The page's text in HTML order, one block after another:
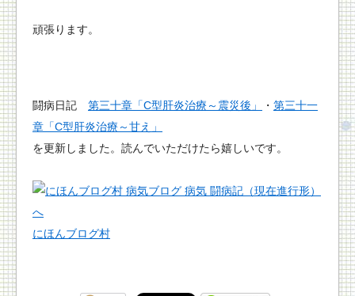
頑張ります。
闘病日記 第三十章「C型肝炎治療～震災後」 ・ 第三十一
章「C型肝炎治療～甘え」
を更新しました。読んでいただけたら嬉しいです。
にほんブログ村